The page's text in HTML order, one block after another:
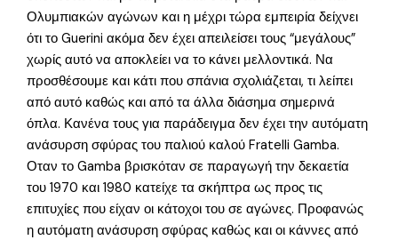
Ολυμπιακών αγώνων και η μέχρι τώρα εμπειρία δείχνει
ότι το Guerini ακόμα δεν έχει απειλείσει τους “μεγάλους”
χωρίς αυτό να αποκλείει να το κάνει μελλοντικά. Να
προσθέσουμε και κάτι που σπάνια σχολιάζεται, τι λείπει
από αυτό καθώς και από τα άλλα διάσημα σημερινά
όπλα. Κανένα τους για παράδειγμα δεν έχει την αυτόματη
ανάσυρση σφύρας του παλιού καλού Fratelli Gamba.
Οταν το Gamba βρισκόταν σε παραγωγή την δεκαετία
του 1970 και 1980 κατείχε τα σκήπτρα ως προς τις
επιτυχίες που είχαν οι κάτοχοι του σε αγώνες. Προφανώς
η αυτόματη ανάσυρση σφύρας καθώς και οι κάννες από